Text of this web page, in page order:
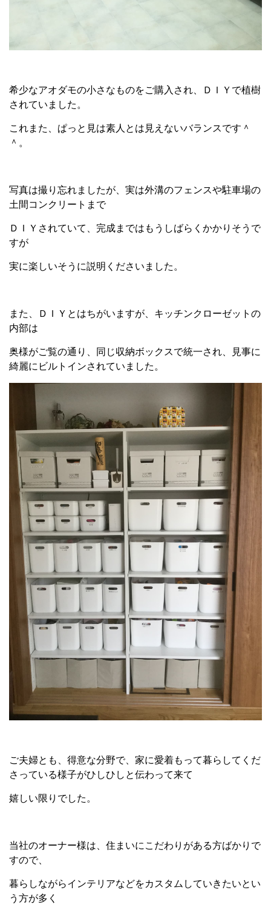
希少なアオダモの小さなものをご購入され、ＤＩＹで植樹
されていました。
これまた、ぱっと見は素人とは見えないバランスです＾
＾。
写真は撮り忘れましたが、実は外溝のフェンスや駐車場の
土間コンクリートまで
ＤＩＹされていて、完成まではもうしばらくかかりそうで
すが
実に楽しいそうに説明くださいました。
また、ＤＩＹとはちがいますが、キッチンクローゼットの
内部は
奥様がご覧の通り、同じ収納ボックスで統一され、見事に
綺麗にビルトインされていました。
ご夫婦とも、得意な分野で、家に愛着もって暮らしてくだ
さっている様子がひしひしと伝わって来て
嬉しい限りでした。
当社のオーナー様は、住まいにこだわりがある方ばかりで
すので、
暮らしながらインテリアなどをカスタムしていきたいとい
う方が多く